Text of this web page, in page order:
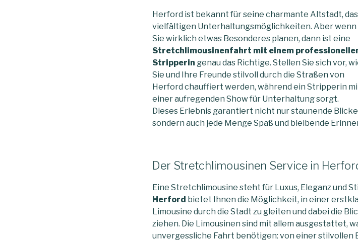
Herford ist bekannt für seine charmante Altstadt,
vielfältigen Unterhaltungsmöglichkeiten. Aber wenn
Sie wirklich etwas Besonderes planen, dann ist eine
Stretchlimousinenfahrt mit einem
Stripperin genau das Richtige. Stellen Sie sich vor,
Sie und Ihre Freunde stilvoll durch die Straßen von
Herford chauffiert werden, während ein Stripperin
einer aufregenden Show für Unterhaltung sorgt.
Dieses Erlebnis garantiert nicht nur staunende
sondern auch jede Menge Spaß und bleibende
Der Stretchlimousinen Service in
Eine Stretchlimousine steht für Luxus, Eleganz und
Herford bietet Ihnen die Möglichkeit, in einer
Limousine durch die Stadt zu gleiten und dabei die
ziehen. Die Limousinen sind mit allem ausgestattet,
unvergessliche Fahrt benötigen: von einer stilvollen